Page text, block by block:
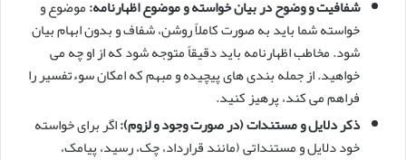
شفافیت و وضوح در بیان خواسته و موضوع اظهارنامه:موضوع و
خواسته شما باید به صورت کاملاً روشن، شفاف و بدون ابهام بیان
شود. مخاطب اظهارنامه باید دقیقاً متوجه شود که از او چه می
خواهید. از جمله بندی های پیچیده و مبهم که امکان سوءتفسیر را
فراهم می کند، پرهیز کنید.
ذکر دلایل و مستندات (در صورت وجود و لزوم):اگر برای خواسته
خود دلایل و مستنداتی (مانند قرارداد، چک، رسید، پیامک،